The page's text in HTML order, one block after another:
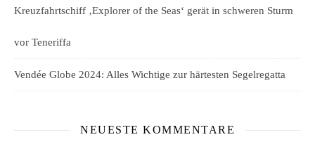
Kreuzfahrtschiff ‚Explorer of the Seas‘ gerät in schweren Sturm
vor Teneriffa
Vendée Globe 2024: Alles Wichtige zur härtesten Segelregatta
NEUESTE KOMMENTARE